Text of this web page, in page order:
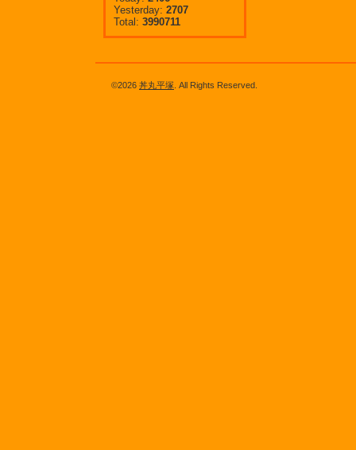
Yesterday: 2707
Total: 3990711
©2026 丼丸平塚 . All Rights Reserved.